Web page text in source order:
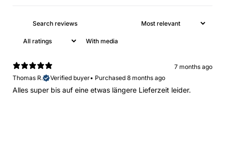
With media
7 months ago
Thomas R.
Verified buyer• Purchased 8 months ago
Alles super bis auf eine etwas längere Lieferzeit leider.